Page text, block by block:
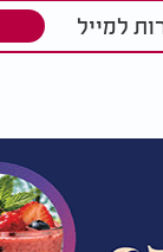
למייל